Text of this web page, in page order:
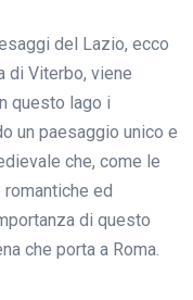
del Lazio, ecco
di Viterbo, viene
questo lago i
un paesaggio unico e
che, come le
ed
di questo
che porta a Roma.